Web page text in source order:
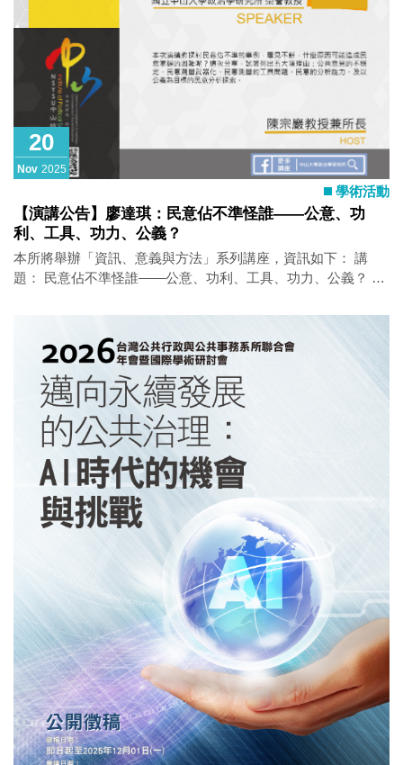
20
Nov 2025
學術活動
【演講公告】廖達琪：民意佔不準怪誰——公意、功
利、工具、功力、公義？
本所將舉辦「資訊、意義與方法」系列講座，資訊如下： 講
題： 民意佔不準怪誰——公意、功利、工具、功力、公義？ 主
學政治學研究所榮譽教授） 時間： 2025年11月20日（四）14：
10–16：00 地點： 社SS 3010-2 語言： 中文 活動亮點 本次演
講將探討民意佔不準的成因與現象，從制度因素到民眾態度與
價值的多重面向進行剖析。 講者將分享其長年在政治學與民意
研究的經驗，帶領聽眾重新思考「公意」的意涵， 並討論民意
測量的工具與方法、公義與功利的平衡，以及政治決策中民意
角色的再定位。